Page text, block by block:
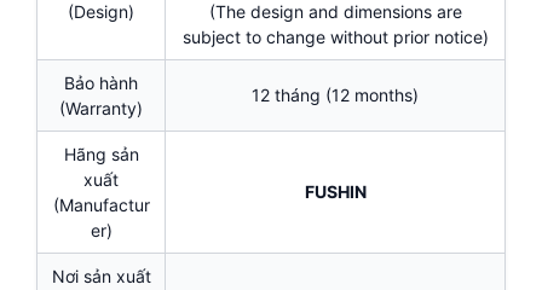
(Design)
(The design and dimensions are
subject to change without prior notice)
Bảo hành
(Warranty)
12 tháng (12 months)
Hãng sản
xuất
(Manufactur
er)
FUSHIN
Nơi sản xuất